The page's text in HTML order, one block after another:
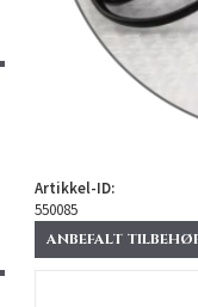
Artikkel-ID:
550085
ANBEFALT